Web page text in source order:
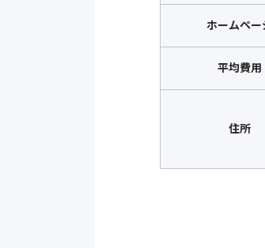
ホームペー
平均費用
住所